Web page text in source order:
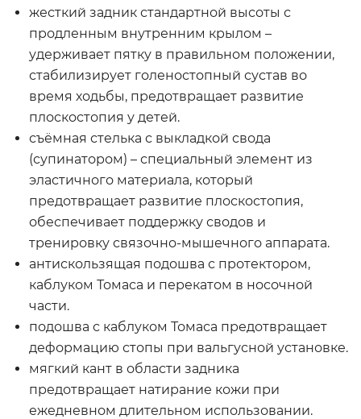
жесткий задник стандартной высоты с
продленным внутренним крылом –
удерживает пятку в правильном положении,
стабилизирует голеностопный сустав во
время ходьбы, предотвращает развитие
плоскостопия у детей.
съёмная стелька с выкладкой свода
(супинатором) – специальный элемент из
эластичного материала, который
предотвращает развитие плоскостопия,
обеспечивает поддержку сводов и
тренировку связочно-мышечного аппарата.
антискользящая подошва с протектором,
каблуком Томаса и перекатом в носочной
части.
подошва с каблуком Томаса предотвращает
деформацию стопы при вальгусной установке.
мягкий кант в области задника
предотвращает натирание кожи при
ежедневном длительном использовании.